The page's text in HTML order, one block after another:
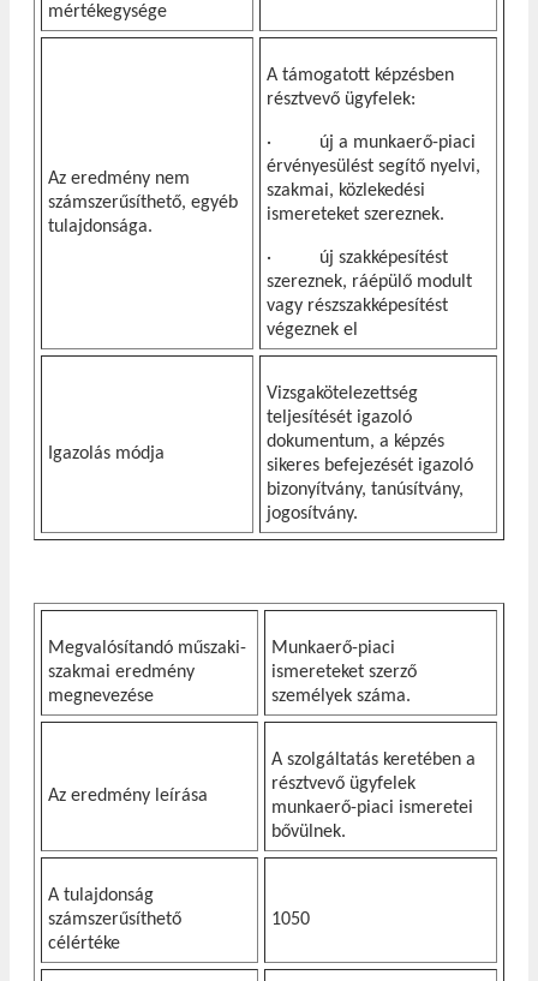
mértékegysége
Az eredmény nem
számszerűsíthető, egyéb
tulajdonsága.
A támogatott képzésben
résztvevő ügyfelek:
· új a munkaerő-piaci
érvényesülést segítő nyelvi,
szakmai, közlekedési
ismereteket szereznek.
· új szakképesítést
szereznek, ráépülő modult
vagy részszakképesítést
végeznek el
Igazolás módja
Vizsgakötelezettség
teljesítését igazoló
dokumentum, a képzés
sikeres befejezését igazoló
bizonyítvány, tanúsítvány,
jogosítvány.
Megvalósítandó műszaki-
szakmai eredmény
megnevezése
Munkaerő-piaci
ismereteket szerző
személyek száma.
Az eredmény leírása
A szolgáltatás keretében a
résztvevő ügyfelek
munkaerő-piaci ismeretei
bővülnek.
A tulajdonság
számszerűsíthető
célértéke
1050